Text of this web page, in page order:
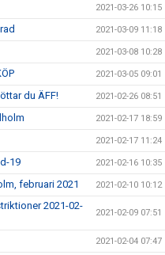
2021-03-26 10:15
2021-03-09 11:18
2021-03-08 10:28
2021-03-05 09:01
du ÄFF! 2021-02-26 08:51
2021-02-17 18:59
2021-02-17 11:24
19 2021-02-16 10:35
februari 2021 2021-02-10 10:12
2021-02-
2021-02-09 07:51
2021-02-04 07:47